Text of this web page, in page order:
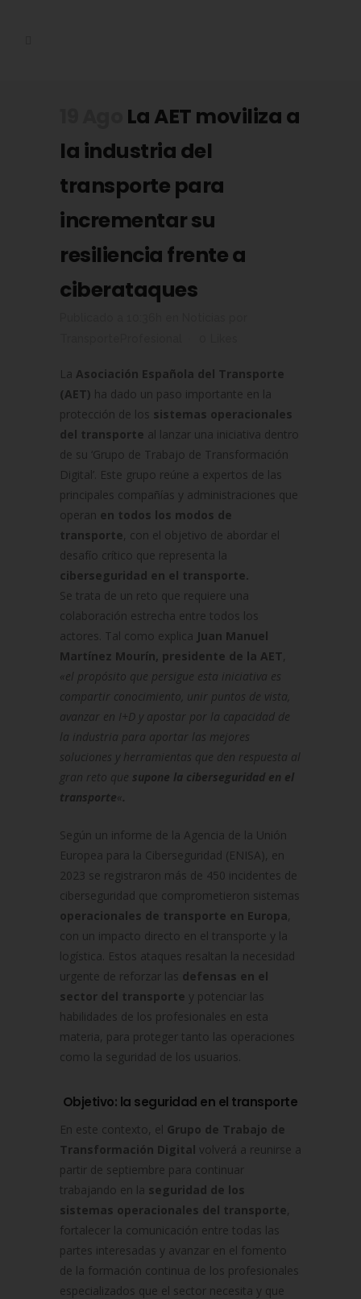
La AET moviliza a
la industria del
transporte para
incrementar su
resiliencia frente a
ciberataques
La Asociación Española del Transporte
(AET) ha dado un paso importante en la
protección de los sistemas operacionales
del transporte al lanzar una iniciativa dentro
de su ‘Grupo de Trabajo de Transformación
Digital’. Este grupo reúne a expertos de las
principales compañías y administraciones que
operan en todos los modos de
transporte, con el objetivo de abordar el
desafío crítico que representa la
ciberseguridad en el transporte.
Se trata de un reto que requiere una
colaboración estrecha entre todos los
actores. Tal como explica Juan Manuel
Martínez Mourín, presidente de la AET,
«el propósito que persigue esta iniciativa es
compartir conocimiento, unir puntos de vista,
avanzar en I+D y apostar por la capacidad de
la industria para aportar las mejores
soluciones y herramientas que den respuesta al
gran reto que supone la ciberseguridad en el
transporte«.
Según un informe de la Agencia de la Unión
Europea para la Ciberseguridad (ENISA), en
2023 se registraron más de 450 incidentes de
ciberseguridad que comprometieron sistemas
operacionales de transporte en Europa,
con un impacto directo en el transporte y la
logística. Estos ataques resaltan la necesidad
urgente de reforzar las defensas en el
sector del transporte y potenciar las
habilidades de los profesionales en esta
materia, para proteger tanto las operaciones
como la seguridad de los usuarios.
Objetivo: la seguridad en el transporte
En este contexto, el Grupo de Trabajo de
Transformación Digital volverá a reunirse a
partir de septiembre para continuar
trabajando en la seguridad de los
sistemas operacionales del transporte,
fortalecer la comunicación entre todas las
partes interesadas y avanzar en el fomento
de la formación continua de los profesionales
especializados que el sector necesita y que